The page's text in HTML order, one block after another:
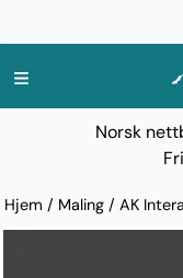
Norsk
Hjem / Maling / AK